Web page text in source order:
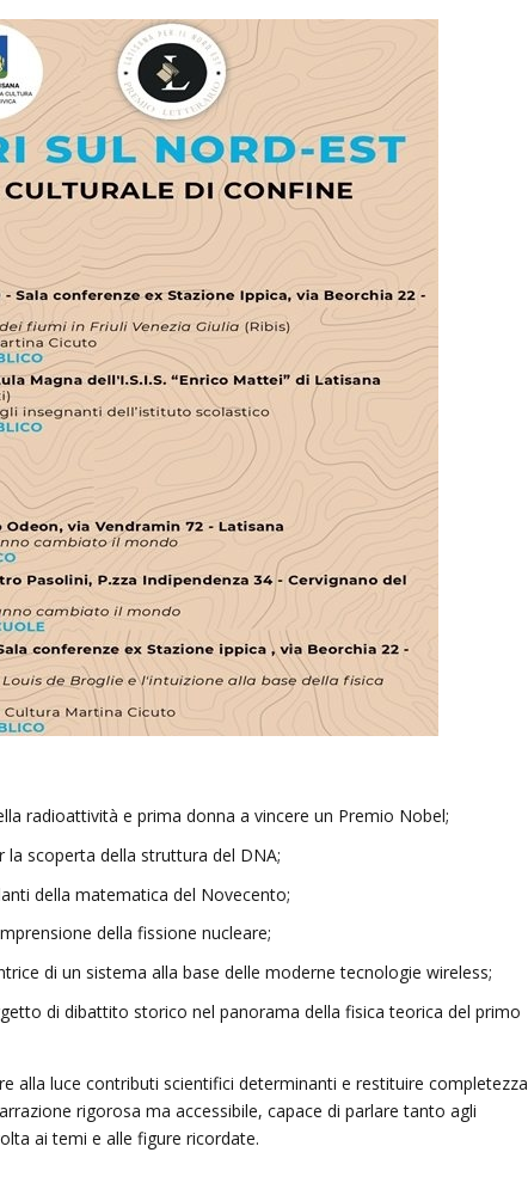
radioattività e prima donna a vincere un Premio Nobel;
la scoperta della struttura del DNA;
della matematica del Novecento;
della fissione nucleare;
di un sistema alla base delle moderne tecnologie wireless;
di dibattito storico nel panorama della fisica teorica del primo
alla luce contributi scientifici determinanti e restituire completezza
rigorosa ma accessibile, capace di parlare tanto agli
ai temi e alle figure ricordate.